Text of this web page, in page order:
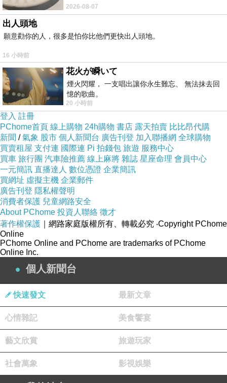
要他能辨認這些東西如何運作，他就已經開始取得某種自
由。
所以，自由意志不應該被理解成完全不受限制。人不可能
在真空中選擇自己的人生。每個人都有出生條件、家庭背
景、時代位置、身體特質、性格傾向和社會資源。這些因
素不會因為我們強調自由而消失。真正值得討論的自由是
在邊界之內能否重新組織自己。人未必能改變自己從哪裡
開始，但可以逐漸改變自己如何理解這個開始，如何使用
自己的特質，如何避免低階版本的自己不斷重演。
八字如果有現代意義可能就在這裡，它可以被看成一種迫
使人面對自身結構的語言。它問「你容易怎樣」，這個差
別很重要。「一定會怎樣」會使人放棄責任；「容易怎
樣」則保留了調整空間。一個人如果知道自己容易衝動，
就可以設計延遲決策的機制，而一個人如果知道自己容易
陷入孤立，就可以主動建立協作環境。這些是把命運從判
決變成資訊。
當然，這也要求人不要把八字用成卸責工具。有人會說自
己命中如此，所以脾氣差、關係差、事業不順都不是自己
星盤、心理測驗、人格分類都有同樣風險。它們本來可以
幫助人理解自己，但如果使用者只想從中找到藉口，它們
就會變成自我合理化的語言。到最後，人被自己對命運的
解釋困住。
2026-08-07
出人頭地
願意勸你的人，很多是怕你比他們更快出人頭地。
16 小時前
花火が瞬いて
煙火閃耀， 一支唱出讓你永生難忘、 無法抹去回
憶的歌曲。
20 小時前
登入 註冊
PChome首頁 線上購物 24h購物 書店 露天拍賣 比比昂代購
新聞 /氣象 股市 個人新聞台 廣告刊登 加入聯播網 全球購物
買賣租屋 支付連 國際連 Pi 拍錢包 旅遊 服務中心
買車 旅行團 汽車險推薦 線上麻將 雜誌 星座命理 會員中心
一元簡訊 直播達人 數位憑證 企業簡訊
買網址 虛擬主機 企業郵件
廣告刊登 隱私權聲明
消費者保護 兒童網路安全
About PChome 投資人聯絡 徵才
著作權保護 ｜網路家庭版權所有、轉載必究 ‧Copyright PChome
Online
PChome Online and PChome are trademarks of PChome
Online Inc.
個人新聞台
快速發文 最新文章
心情雜記 美食饗宴
藝文欣賞 旅遊玩家
社會萬象 影視娛樂